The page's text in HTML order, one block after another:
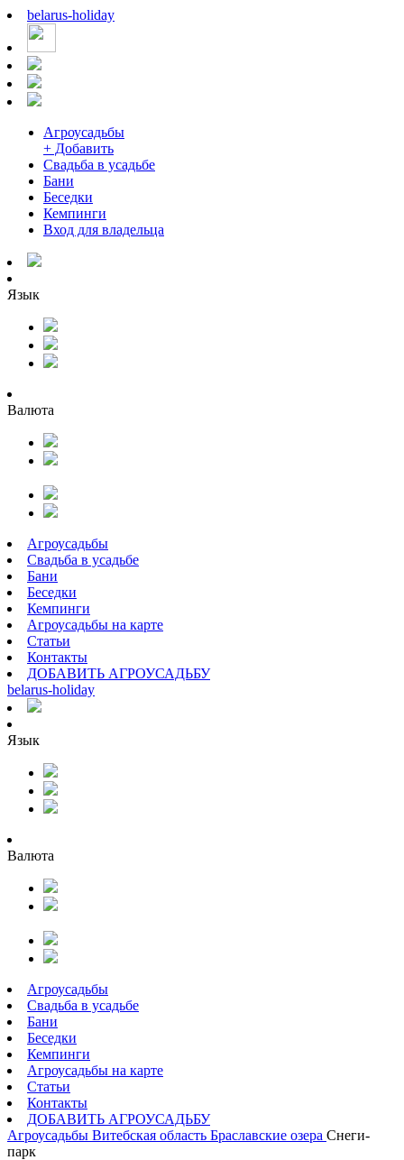
belarus-holiday
Агроусадьбы
+ Добавить
Свадьба в усадьбе
Бани
Беседки
Кемпинги
Вход для владельца
Язык
Валюта
Агроусадьбы
Свадьба в усадьбе
Бани
Беседки
Кемпинги
Агроусадьбы на карте
Статьи
Контакты
ДОБАВИТЬ АГРОУСАДЬБУ
belarus-holiday
Язык
Валюта
Агроусадьбы
Свадьба в усадьбе
Бани
Беседки
Кемпинги
Агроусадьбы на карте
Статьи
Контакты
ДОБАВИТЬ АГРОУСАДЬБУ
Агроусадьбы Витебская область Браславские озера Снеги-
парк